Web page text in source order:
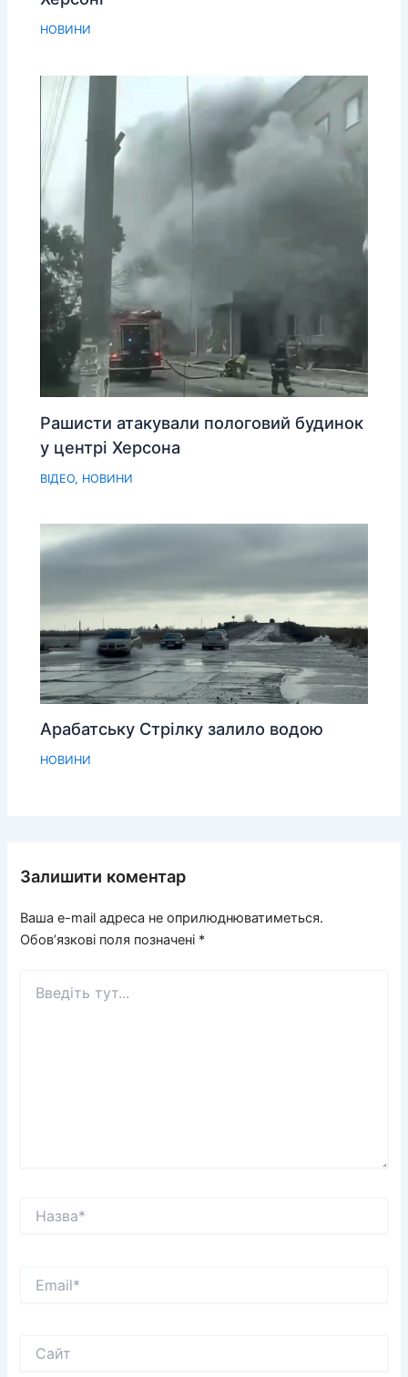
НОВИНИ
Рашисти атакували пологовий будинок
у центрі Херсона
ВІДЕО, НОВИНИ
Арабатську Стрілку залило водою
НОВИНИ
Залишити коментар
Ваша e-mail адреса не оприлюднюватиметься.
Обов’язкові поля позначені *
тут...